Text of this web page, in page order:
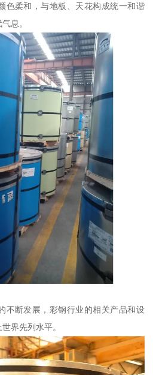
色柔和，与地板、天花构成统一和谐
息。
不断发展，彩钢行业的相关产品和设
界先列水平。